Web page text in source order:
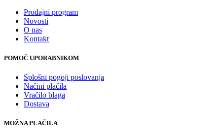
Prodajni program
Novosti
O nas
Kontakt
POMOČ UPORABNIKOM
Splošni pogoji poslovanja
Načini plačila
Vračilo blaga
Dostava
MOŽNA PLAČILA